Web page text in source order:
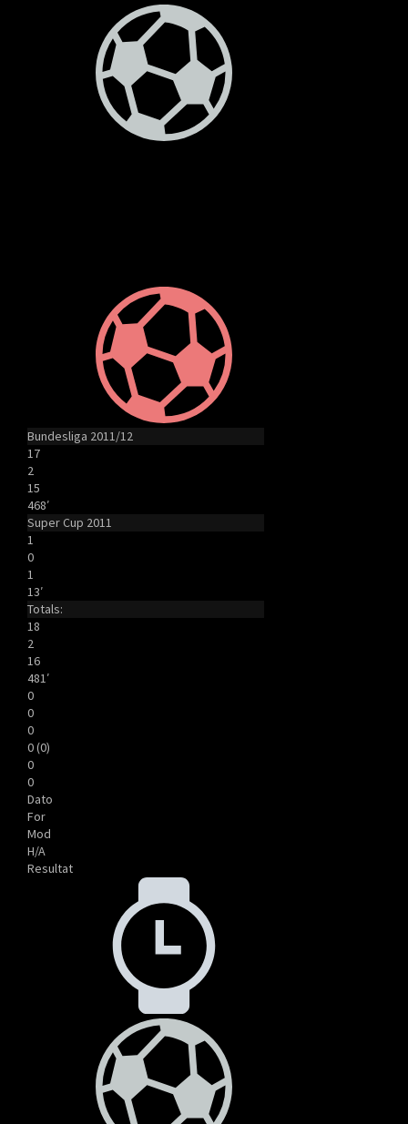
Bundesliga 2011/12
17
2
15
468′
Super Cup 2011
1
0
1
13′
Totals:
18
2
16
481′
0
0
0
0 (0)
0
0
Dato
For
Mod
H/A
Resultat